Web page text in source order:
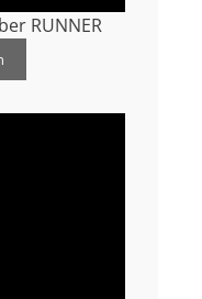
RUNNER